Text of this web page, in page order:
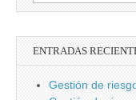
ENTRADAS
Gestión de